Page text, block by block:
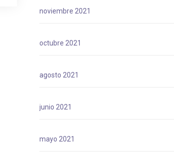
noviembre 2021
octubre 2021
agosto 2021
junio 2021
mayo 2021